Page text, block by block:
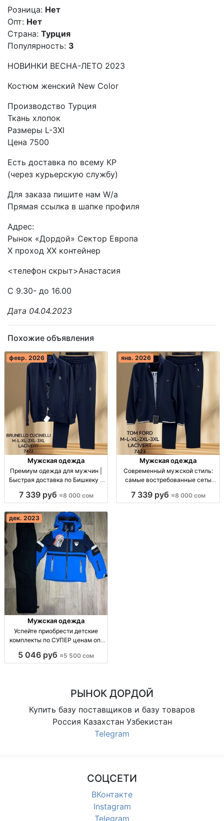
Розница: Нет
Опт: Нет
Страна: Турция
Популярность: 3
НОВИНКИ ВЕСНА-ЛЕТО 2023
Костюм женский New Color
Производство Турция
Ткань хлопок
Размеры L-3Xl
Цена 7500
Есть доставка по всему КР
(через курьерскую службу)
Для заказа пишите нам W/a
Прямая ссылка в шапке профиля
Адрес:
Рынок «Дордой» Сектор Европа
X проход XX контейнер
<телефон скрыт>Анастасия
С 9.30- до 16.00
Дата 04.04.2023
Похожие объявления
февр. 2026
Мужская одежда
Премиум одежда для мужчин |
Быстрая доставка по Бишкеку и
одежда для мужчин, доставка по
7 339 руб ≈8 000 сом
янв. 2026
Мужская одежда
Современный мужской стиль:
самые востребованные сеты
Матовая текстура, Haki и
7 339 руб ≈8 000 сом
дек. 2023
Мужская одежда
Успейте приобрести детские
комплекты по СУПЕР ценам опт
5 046 руб ≈5 500 сом
РЫНОК ДОРДОЙ
Купить базу поставщиков и базу товаров
Россия Казахстан Узбекистан
Telegram
СОЦСЕТИ
ВКонтакте
Instagram
Telegram